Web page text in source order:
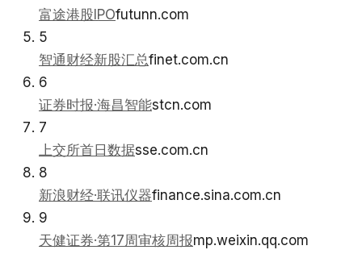
富途港股IPOfutunn.com
5
智通财经新股汇总finet.com.cn
6
证券时报·海昌智能stcn.com
7
上交所首日数据sse.com.cn
8
新浪财经·联讯仪器finance.sina.com.cn
9
天健证券·第17周审核周报mp.weixin.qq.com